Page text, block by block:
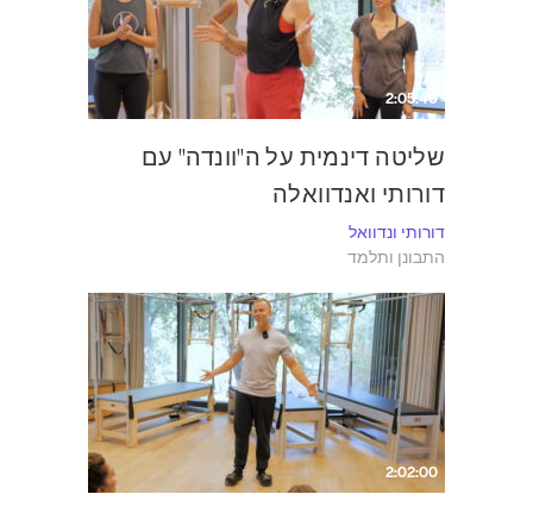
2:05:40
שליטה דינמית על ה"וונדה" עם
דורותי ואנדוואלה
דורותי ונדוואל
התבונן ותלמד
2:02:00